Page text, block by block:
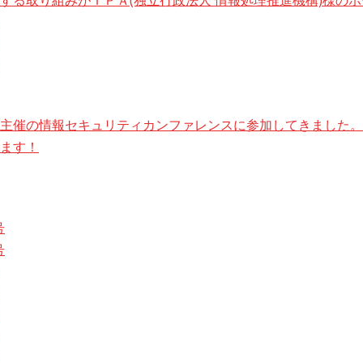
催の情報セキュリティカンファレンスに参加してきました。
す！